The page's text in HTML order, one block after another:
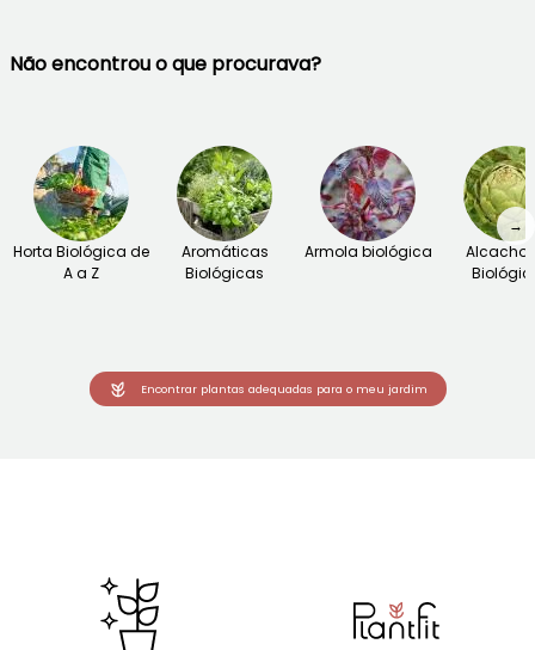
Não encontrou o que procurava?
Horta Biológica de
A a Z
Aromáticas
Biológicas
Armola biológica
→
Encontrar plantas adequadas para o meu jardim